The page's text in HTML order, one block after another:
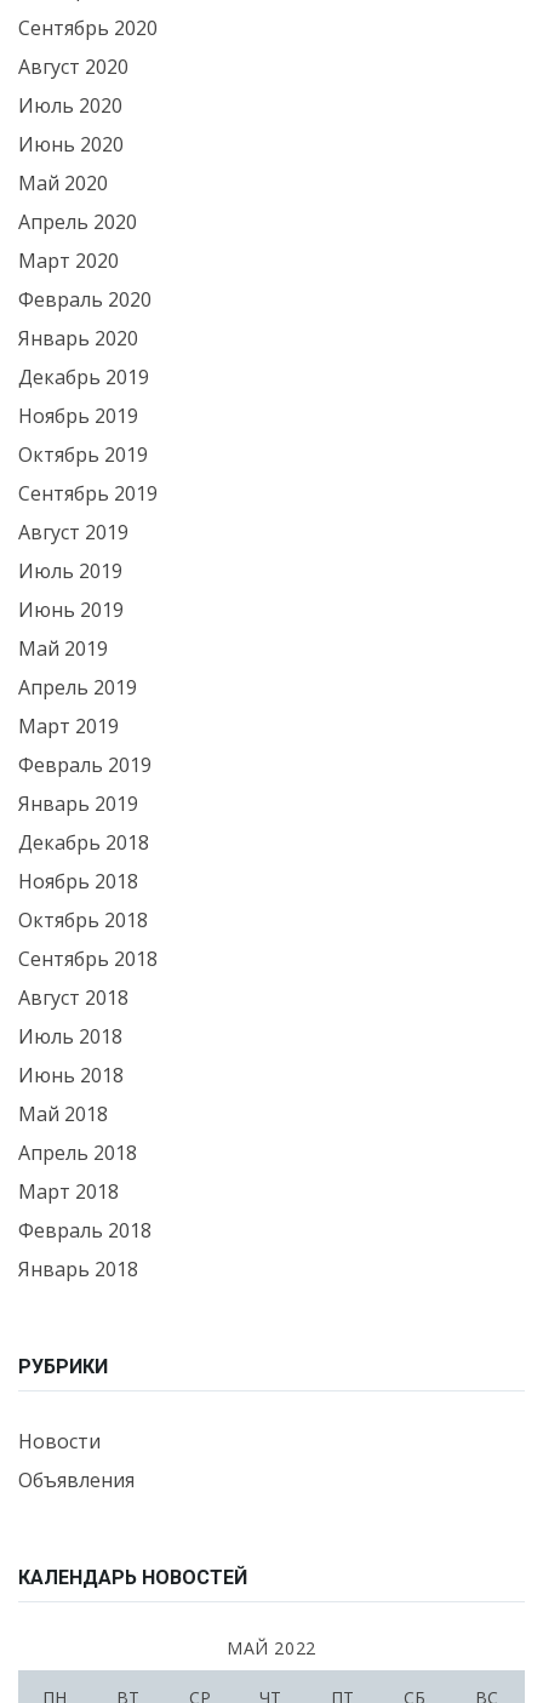
Сентябрь 2020
Август 2020
Июль 2020
Июнь 2020
Май 2020
Апрель 2020
Март 2020
Февраль 2020
Январь 2020
Декабрь 2019
Ноябрь 2019
Октябрь 2019
Сентябрь 2019
Август 2019
Июль 2019
Июнь 2019
Май 2019
Апрель 2019
Март 2019
Февраль 2019
Январь 2019
Декабрь 2018
Ноябрь 2018
Октябрь 2018
Сентябрь 2018
Август 2018
Июль 2018
Июнь 2018
Май 2018
Апрель 2018
Март 2018
Февраль 2018
Январь 2018
РУБРИКИ
Новости
Объявления
КАЛЕНДАРЬ НОВОСТЕЙ
МАЙ 2022
ПН ВТ СР ЧТ ПТ СБ
ВС